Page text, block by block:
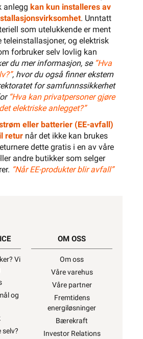
anlegg kan kun installeres av
. Unntatt
som utelukkende er ment
og elektrisk
forbruker selv lovlig kan
du mer informasjon, se ”Hva
, hvor du også finner ekstern
for samfunnssikkerhet
“Hva kan privatpersoner gjøre
elektriske anlegget?”
eller batterier (EE-avfall)
returnår det ikke kan brukes
dette gratis i en av våre
andre butikker som selger
“Når EE-produkter blir avfall”
Vi
og
selv?
OM OSS
Om oss
Våre varehus
Våre partner
Fremtidens
energiløsninger
Bærekraft
Investor Relations